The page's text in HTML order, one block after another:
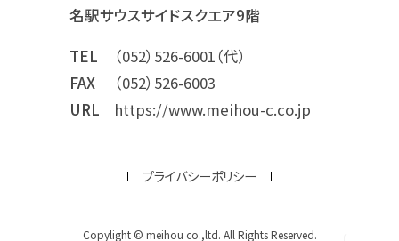
名駅サウスサイドスクエア9階
TEL
（052）526-6001（代）
FAX
（052）526-6003
URL
https://www.meihou-c.co.jp
プライバシーポリシー
Copylight © meihou co.,ltd. All Rights Reserved.